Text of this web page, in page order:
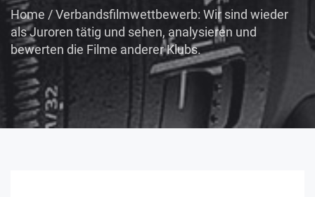
Home /Verbandsfilmwettbewerb: Wir sind wieder
als Juroren tätig und sehen, analysieren und
bewerten die Filme anderer Klubs.